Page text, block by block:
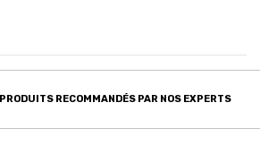
RECOMMANDÉS PAR NOS EXPERTS